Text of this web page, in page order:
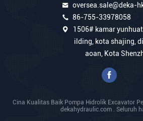
oversea.sale@deka-
86-755-33978058
1506# kamar
ilding, kota shajing,
aoan, Kota
Cina Kualitas Baik Pompa Hidrolik Excavator
dekahydraulic.com . Seluruh